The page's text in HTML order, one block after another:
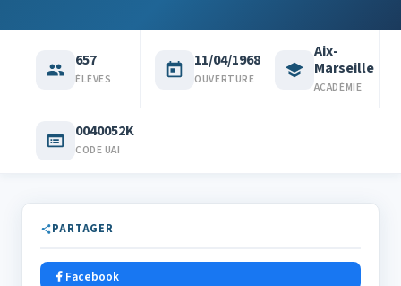
657
ÉLÈVES
11/04/1968
OUVERTURE
Aix-
Marseille
ACADÉMIE
0040052K
CODE UAI
PARTAGER
Facebook